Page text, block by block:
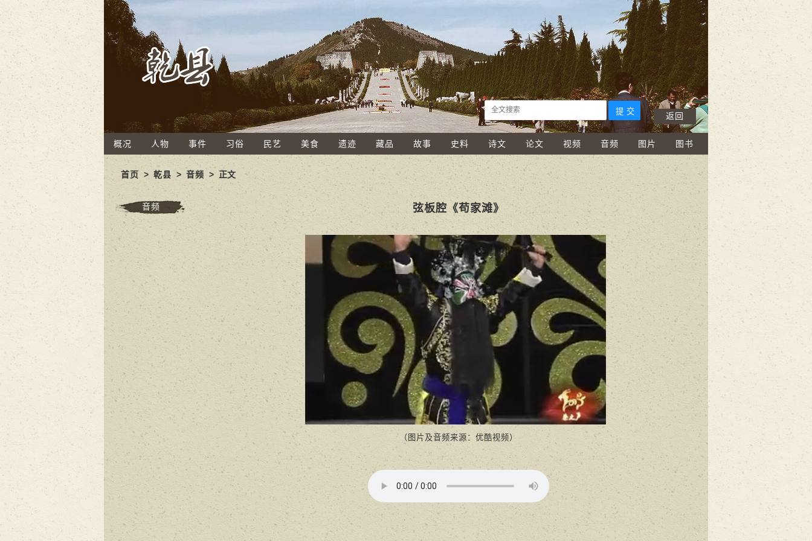
概况 人物 事件 习俗 民艺 美食 遗迹 藏品 故事 史料 诗文 论文 视频 音频 图片 图书
返回
首页 >乾县 > 音频 > 正文
音频 弦板腔《苟家滩》
（图片及音频来源：优酷视频）